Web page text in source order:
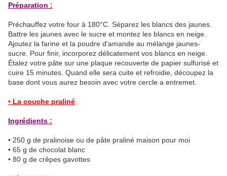
Préparation :
Préchauffez votre four à 180°C. Séparez les blancs des jaunes.
Battre les jaunes avec le sucre et montez les blancs en neige.
Ajoutez la farine et la poudre d'amande au mélange jaunes-
sucre. Pour finir, incorporez délicatement vos blancs en neige.
Étalez votre pâte sur une plaque recouverte de papier sulfurisé et
cuire 15 minutes. Quand elle sera cuite et refroidie, découpez la
base dont vous aurez besoin avec votre cercle a entremet.
• La couche praliné
Ingrédients :
• 250 g de pralinoise ou de pâte praliné maison pour moi
• 65 g de chocolat blanc
• 80 g de crêpes gavottes